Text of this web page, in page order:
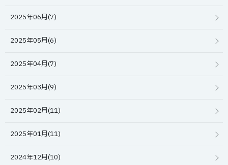
2025年06月(7)
2025年05月(6)
2025年04月(7)
2025年03月(9)
2025年02月(11)
2025年01月(11)
2024年12月(10)